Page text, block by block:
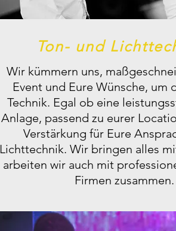
Ton- und
Wir kümmern uns,
Event und Eure Wünsche, um
Technik. Egal ob eine
Anlage, passend zu eurer
Verstärkung für Eure
Lichttechnik. Wir bringen alles
arbeiten wir auch mit
Firmen zusammen.